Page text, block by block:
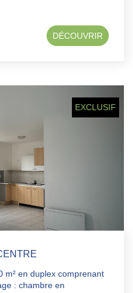
chauffage + eau froide +
gaz individuelle DG :
DÉCOUVRIR
EXCLUSIF
m² en duplex comprenant
: chambre en